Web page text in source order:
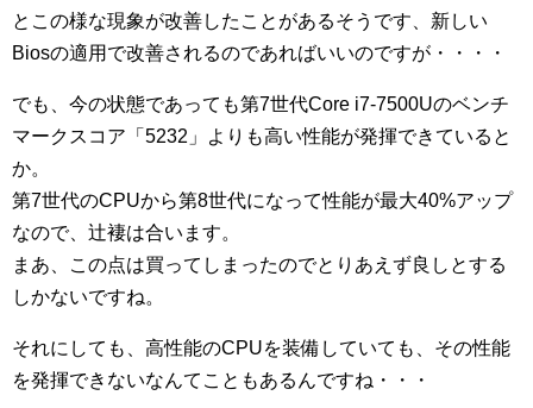
とこの様な現象が改善したことがあるそうです、新しい
Biosの適用で改善されるのであればいいのですが・・・・
でも、今の状態であっても第7世代Core i7-7500Uのベンチ
マークスコア「5232」よりも高い性能が発揮できていると
か。
第7世代のCPUから第8世代になって性能が最大40%アップ
なので、辻褄は合います。
まあ、この点は買ってしまったのでとりあえず良しとする
しかないですね。
それにしても、高性能のCPUを装備していても、その性能
を発揮できないなんてこともあるんですね・・・